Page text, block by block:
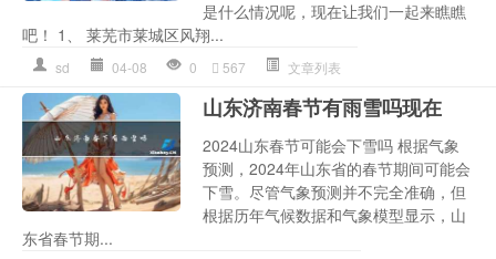
是什么情况呢，现在让我们一起来瞧瞧
吧！ 1、 莱芜市莱城区风翔...
sd 04-08 0 567 文章列表
山东济南春节有雨雪吗现在
2024山东春节可能会下雪吗 根据气象
预测，2024年山东省的春节期间可能会
下雪。尽管气象预测并不完全准确，但
根据历年气候数据和气象模型显示，山
东省春节期...